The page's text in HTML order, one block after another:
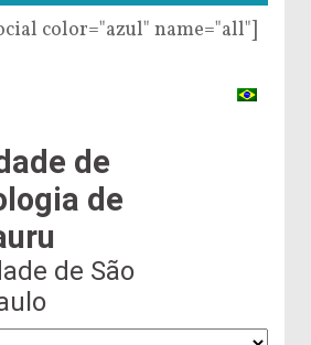
color="azul" name="all"]
de
de
de São